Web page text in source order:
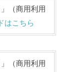
（商用利用
はこちら
（商用利用